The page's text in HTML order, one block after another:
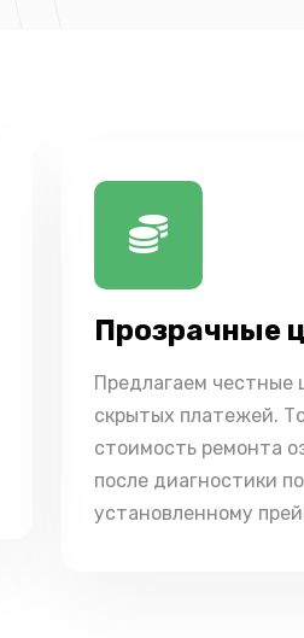
Прозрачные
Предлагаем честные
скрытых платежей.
стоимость ремонта
после диагностики по
установленному